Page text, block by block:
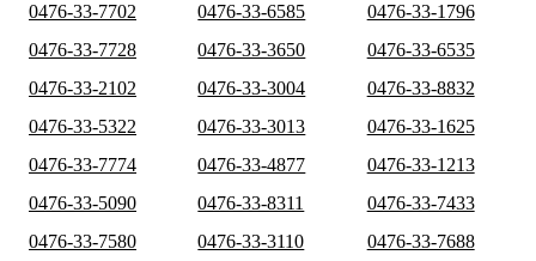
0476-33-7702
0476-33-6585
0476-33-1796
0476-33-7728
0476-33-3650
0476-33-6535
0476-33-2102
0476-33-3004
0476-33-8832
0476-33-5322
0476-33-3013
0476-33-1625
0476-33-7774
0476-33-4877
0476-33-1213
0476-33-5090
0476-33-8311
0476-33-7433
0476-33-7580
0476-33-3110
0476-33-7688